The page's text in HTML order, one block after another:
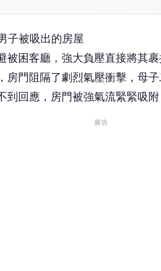
子被吸出的房屋
被困客廳，強大負壓直接將其
房門阻隔了劇烈氣壓衝擊，母
回應，房門被強氣流緊緊吸附
廣告